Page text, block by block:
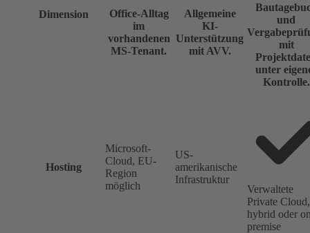
Dimension
Office-Alltag
im
vorhandenen
MS-Tenant.
Allgemeine
KI-
Unterstützung
mit AVV.
und
mit
unter
Kontrolle.
Hosting
Microsoft-
Cloud, EU-
Region
möglich
US-
amerikanische
Infrastruktur
Verwaltete
Private Cloud,
hybrid oder
premise